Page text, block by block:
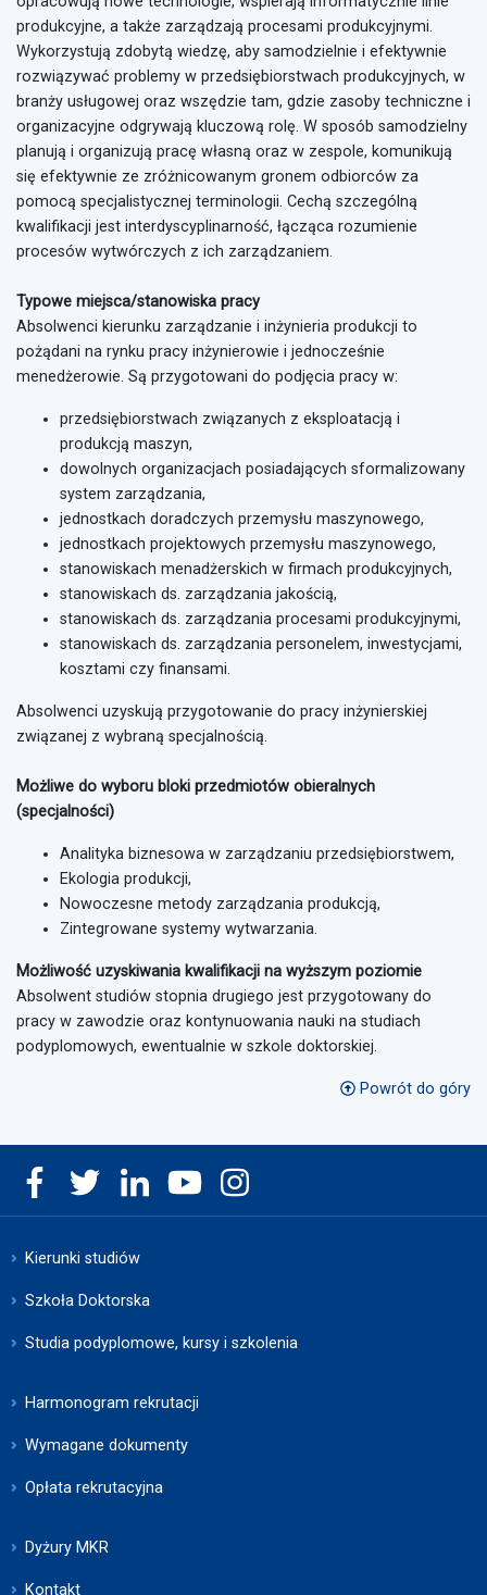
produkcyjne, a także zarządzają procesami produkcyjnymi.
Wykorzystują zdobytą wiedzę, aby samodzielnie i efektywnie
rozwiązywać problemy w przedsiębiorstwach produkcyjnych, w
branży usługowej oraz wszędzie tam, gdzie zasoby techniczne i
organizacyjne odgrywają kluczową rolę. W sposób samodzielny
planują i organizują pracę własną oraz w zespole, komunikują
się efektywnie ze zróżnicowanym gronem odbiorców za
pomocą specjalistycznej terminologii. Cechą szczególną
kwalifikacji jest interdyscyplinarność, łącząca rozumienie
procesów wytwórczych z ich zarządzaniem.
Typowe miejsca/stanowiska pracy
Absolwenci kierunku zarządzanie i inżynieria produkcji to
pożądani na rynku pracy inżynierowie i jednocześnie
menedżerowie. Są przygotowani do podjęcia pracy w:
przedsiębiorstwach związanych z eksploatacją i
produkcją maszyn,
dowolnych organizacjach posiadających sformalizowany
system zarządzania,
jednostkach doradczych przemysłu maszynowego,
jednostkach projektowych przemysłu maszynowego,
stanowiskach menadżerskich w firmach produkcyjnych,
stanowiskach ds. zarządzania jakością,
stanowiskach ds. zarządzania procesami produkcyjnymi,
stanowiskach ds. zarządzania personelem, inwestycjami,
kosztami czy finansami.
Absolwenci uzyskują przygotowanie do pracy inżynierskiej
związanej z wybraną specjalnością.
Możliwe do wyboru bloki przedmiotów obieralnych
(specjalności)
Analityka biznesowa w zarządzaniu przedsiębiorstwem,
Ekologia produkcji,
Nowoczesne metody zarządzania produkcją,
Zintegrowane systemy wytwarzania.
Możliwość uzyskiwania kwalifikacji na wyższym poziomie
Absolwent studiów stopnia drugiego jest przygotowany do
pracy w zawodzie oraz kontynuowania nauki na studiach
podyplomowych, ewentualnie w szkole doktorskiej.
Powrót do góry
Kierunki studiów
Szkoła Doktorska
Studia podyplomowe, kursy i szkolenia
Harmonogram rekrutacji
Wymagane dokumenty
Opłata rekrutacyjna
Dyżury MKR
Kontakt